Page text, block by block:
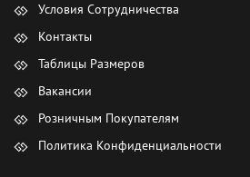
Условия Сотрудничества
Контакты
Таблицы Размеров
Вакансии
Розничным Покупателям
Политика Конфиденциальности